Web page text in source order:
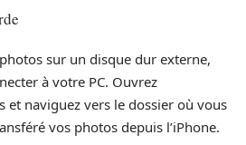
sur un disque dur externe,
à votre PC. Ouvrez
et naviguez vers le dossier où vous
vos photos depuis l’iPhone.